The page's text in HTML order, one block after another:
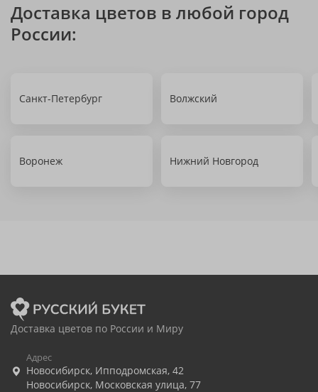
Доставка цветов в любой город
России:
Санкт-Петербург Волжский
Воронеж Нижний Новгород
Доставка цветов по России и Миру
Адрес
Новосибирск, Ипподромская, 42
Новосибирск, Московская улица, 77